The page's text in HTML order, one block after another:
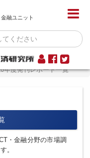
融ユニット
度発刊レポート一覧
・金融分野の市場調
。